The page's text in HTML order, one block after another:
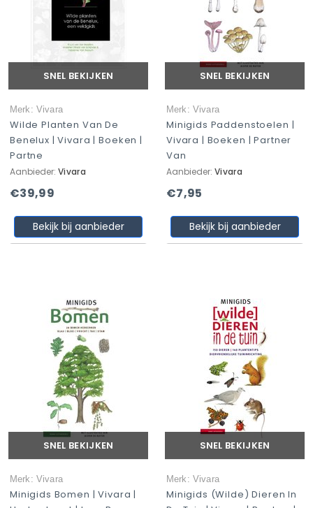
SNEL BEKIJKEN
Merk: Vivara
Wilde Planten Van De
Benelux | Vivara | Boeken |
Partne
Aanbieder: Vivara
€39,99
Bekijk bij aanbieder
SNEL BEKIJKEN
Merk: Vivara
Minigids Paddenstoelen |
Vivara | Boeken | Partner
Van
Aanbieder: Vivara
€7,95
Bekijk bij aanbieder
SNEL BEKIJKEN
Merk: Vivara
Minigids Bomen | Vivara |
SNEL BEKIJKEN
Merk: Vivara
Minigids (Wilde) Dieren In